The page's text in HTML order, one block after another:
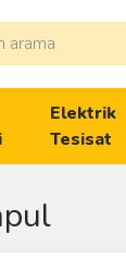
Elektrik
Tesisat